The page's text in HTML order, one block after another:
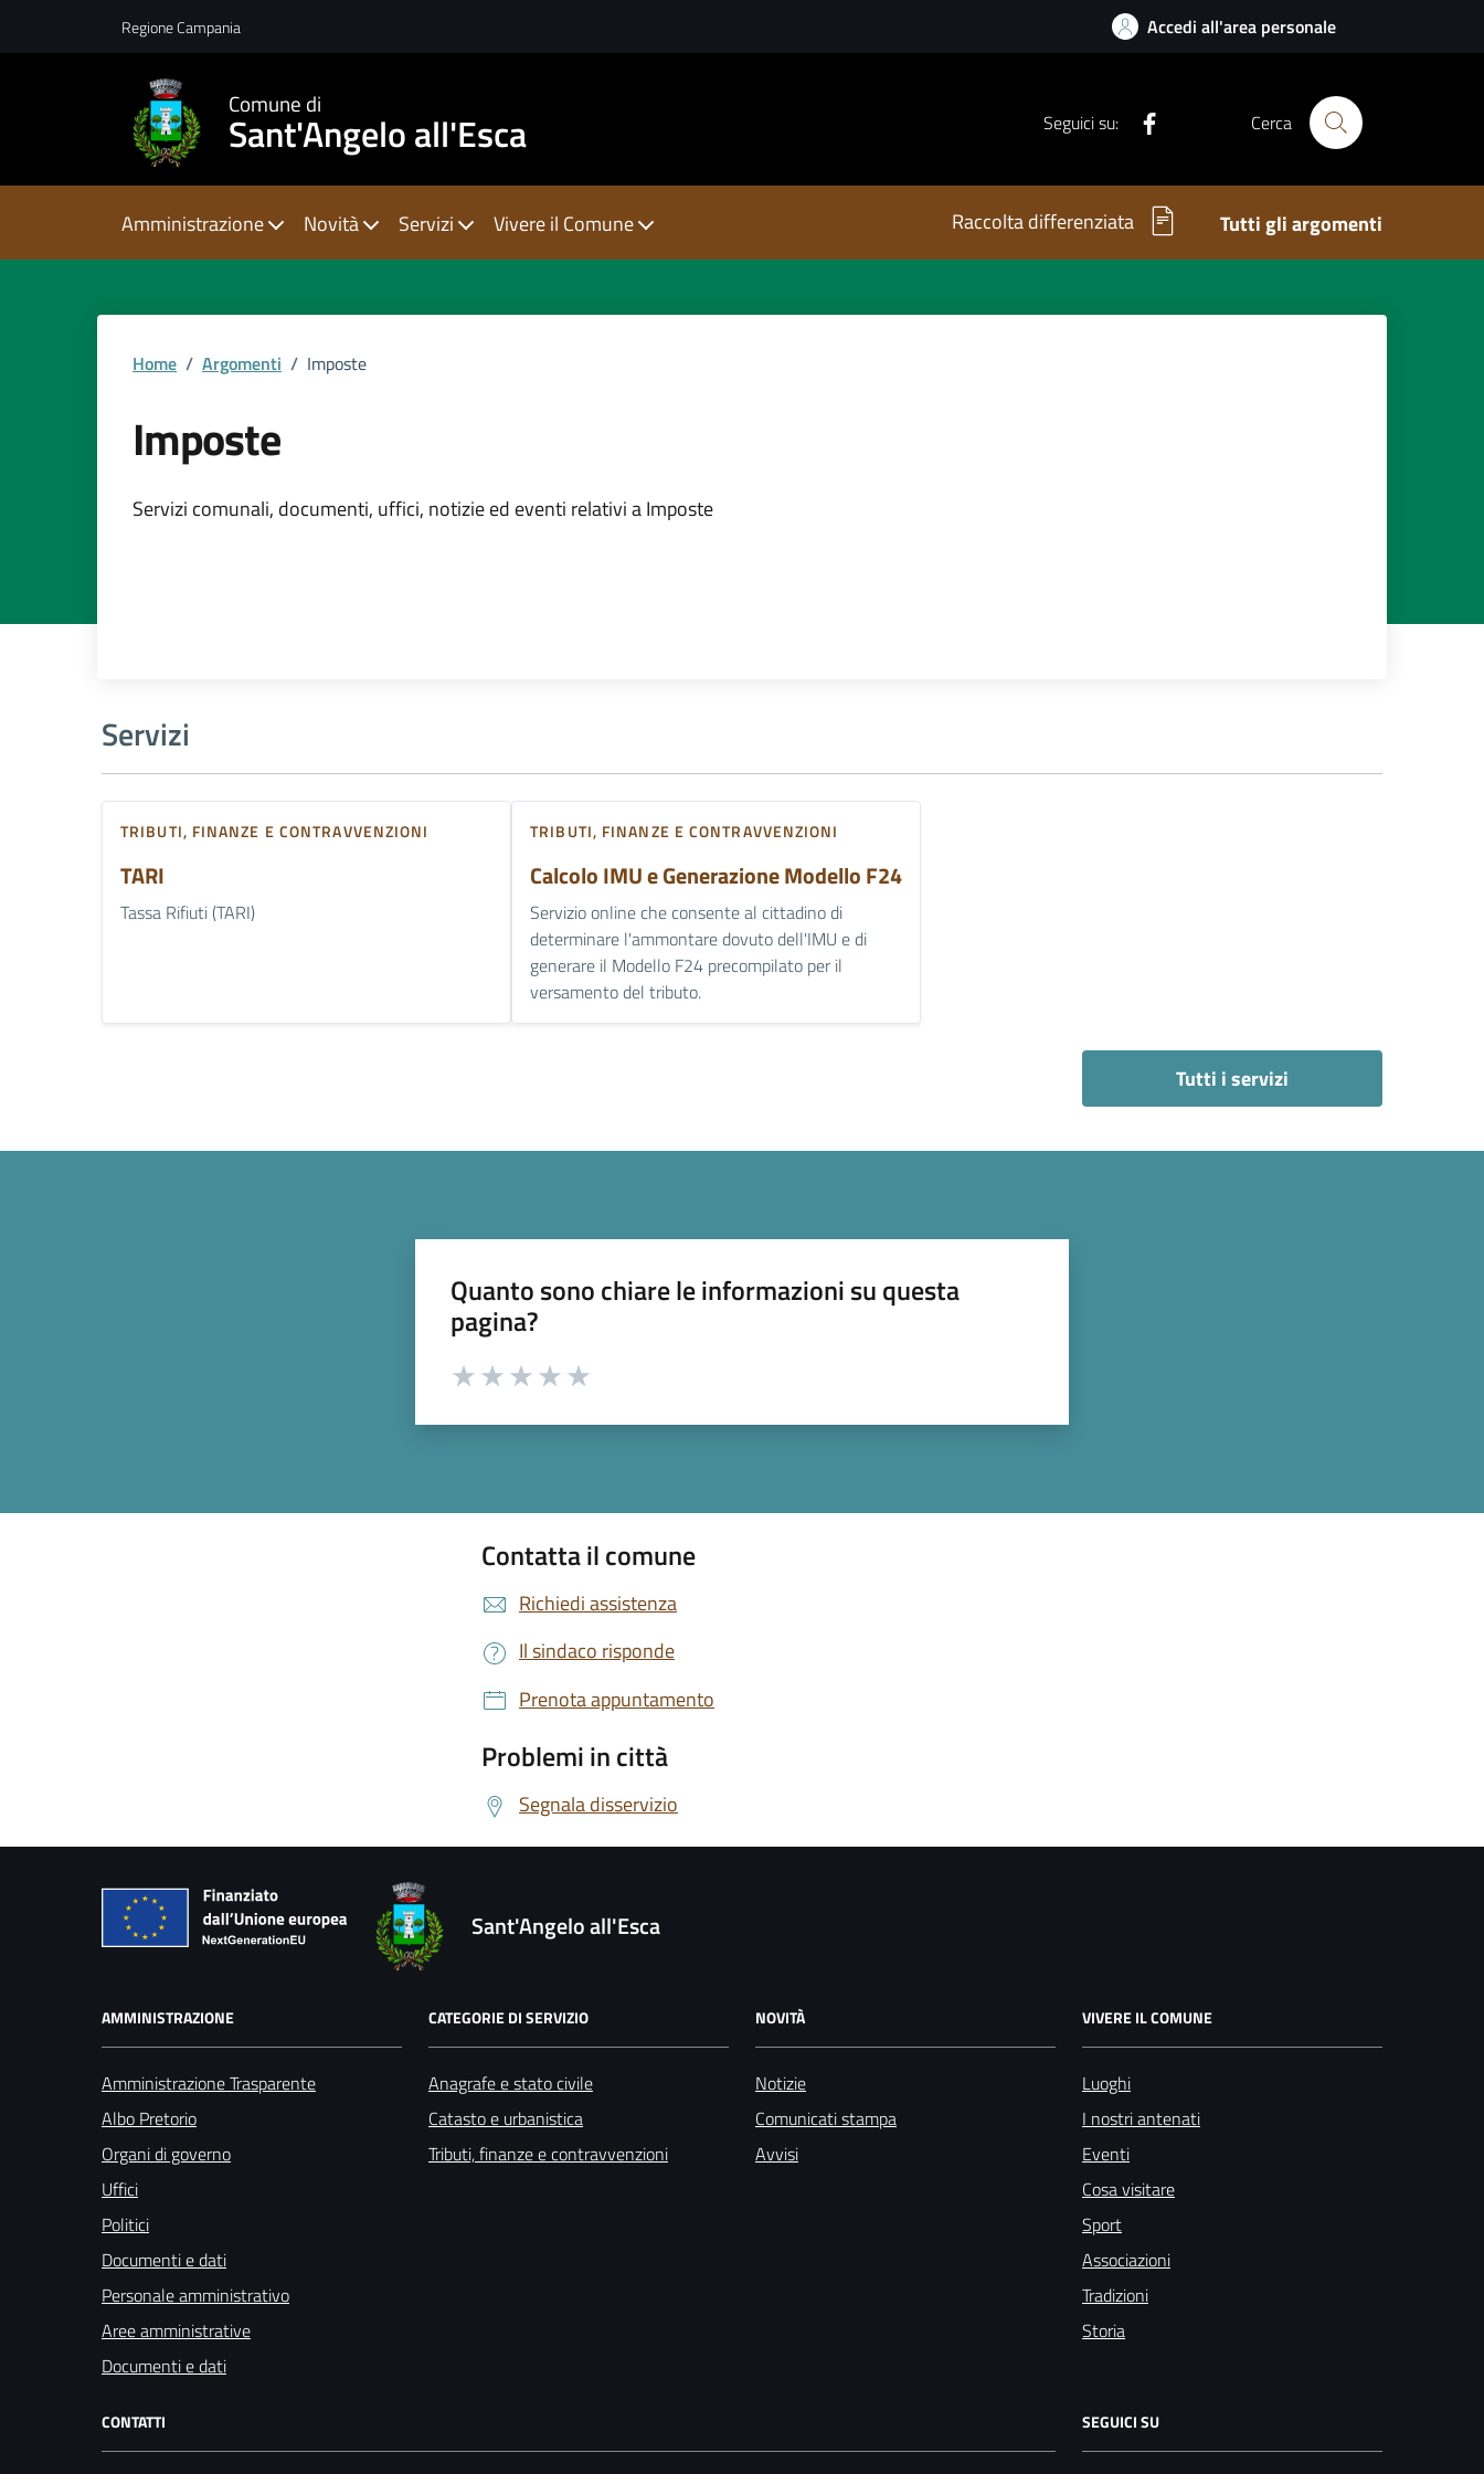
Regione Campania Accedi all'area personale
Comune di
Sant'Angelo all'Esca Seguici su: Cerca
Amministrazione Novità Servizi Vivere il Comune Raccolta differenziata Tutti gli argomenti
Home / Argomenti / Imposte
Imposte
Dettagli dell'argomento
Servizi comunali, documenti, uffici, notizie ed eventi relativi a Imposte
Servizi
TRIBUTI, FINANZE E CONTRAVVENZIONI
TARI
Tassa Rifiuti (TARI)
TRIBUTI, FINANZE E CONTRAVVENZIONI
Calcolo IMU e Generazione Modello F24
Servizio online che consente al cittadino di
determinare l'ammontare dovuto dell'IMU e di
generare il Modello F24 precompilato per il
versamento del tributo.
Tutti i servizi
Quanto sono chiare le informazioni su questa
pagina?
Contatta il comune
Richiedi assistenza
Il sindaco risponde
Prenota appuntamento
Problemi in città
Segnala disservizio
Sant'Angelo all'Esca
AMMINISTRAZIONE
Amministrazione Trasparente
Albo Pretorio
Organi di governo
Uffici
Politici
Documenti e dati
Personale amministrativo
Aree amministrative
Documenti e dati
CATEGORIE DI SERVIZIO
Anagrafe e stato civile
Catasto e urbanistica
Tributi, finanze e contravvenzioni
NOVITÀ
Notizie
Comunicati stampa
Avvisi
VIVERE IL COMUNE
Luoghi
I nostri antenati
Eventi
Cosa visitare
Sport
Associazioni
Tradizioni
Storia
CONTATTI SEGUICI SU